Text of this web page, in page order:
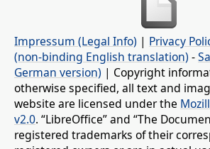
Impressum (Legal Info) | Privacy
(non-binding English translation) -
German version) | Copyright
otherwise specified, all text and
website are licensed under the
v2.0. “LibreOffice” and “The
registered trademarks of their